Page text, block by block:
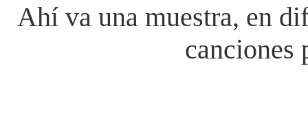
Ahí va una muestra, en
canciones